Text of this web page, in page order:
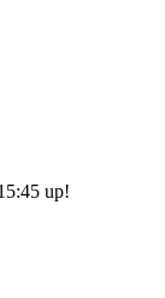
up!